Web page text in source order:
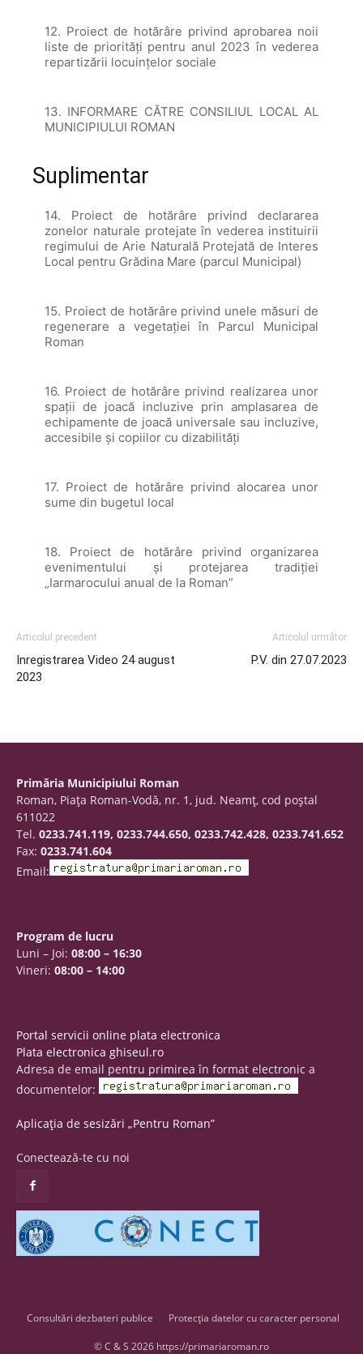
12. Proiect de hotărâre privind aprobarea noii
liste de priorităţi pentru anul 2023 în vederea
repartizării locuinţelor sociale
13. INFORMARE CĂTRE CONSILIUL LOCAL AL
MUNICIPIULUI ROMAN
Suplimentar
14. Proiect de hotărâre privind declararea
zonelor naturale protejate în vederea instituirii
regimului de Arie Naturală Protejată de Interes
Local pentru Grădina Mare (parcul Municipal)
15. Proiect de hotărâre privind unele măsuri de
regenerare a vegetației în Parcul Municipal
Roman
16. Proiect de hotărâre privind realizarea unor
spații de joacă incluzive prin amplasarea de
echipamente de joacă universale sau incluzive,
accesibile și copiilor cu dizabilități
17. Proiect de hotărâre privind alocarea unor
sume din bugetul local
18. Proiect de hotărâre privind organizarea
evenimentului și protejarea tradiției
„Iarmarocului anual de la Roman”
Articolul precedent
Inregistrarea Video 24 august
2023
Articolul următor
P.V. din 27.07.2023
Primăria Municipiului Roman
Roman, Piaţa Roman-Vodă, nr. 1, jud. Neamţ, cod poştal
611022
Tel. 0233.741.119, 0233.744.650, 0233.742.428, 0233.741.652
Fax: 0233.741.604
Email:
Program de lucru
Luni – Joi: 08:00 – 16:30
Vineri: 08:00 – 14:00
Portal servicii online plata electronica
Plata electronica ghiseul.ro
Adresa de email pentru primirea în format electronic a
documentelor:
Aplicația de sesizări „Pentru Roman”
Conectează-te cu noi
Consultări dezbateri publice Protecția datelor cu caracter personal
© C & S 2026 https://primariaroman.ro